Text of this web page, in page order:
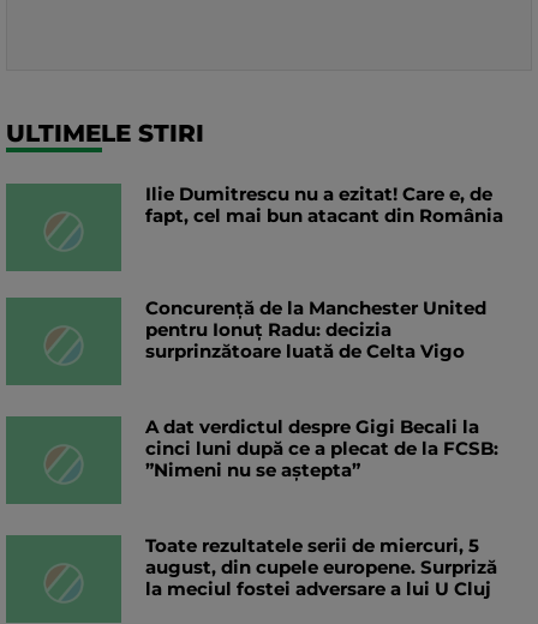
ULTIMELE STIRI
Ilie Dumitrescu nu a ezitat! Care e, de
fapt, cel mai bun atacant din România
Concurență de la Manchester United
pentru Ionuț Radu: decizia
surprinzătoare luată de Celta Vigo
A dat verdictul despre Gigi Becali la
cinci luni după ce a plecat de la FCSB:
”Nimeni nu se aștepta”
Toate rezultatele serii de miercuri, 5
august, din cupele europene. Surpriză
la meciul fostei adversare a lui U Cluj